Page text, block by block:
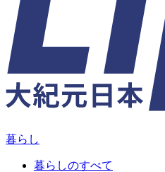
暮らし
暮らしのすべて